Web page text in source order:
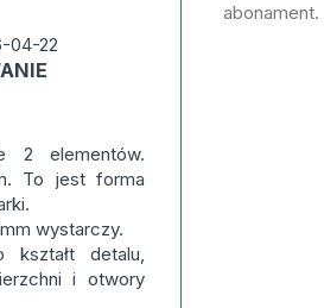
04-22
2 elementów.
To jest forma
wystarczy.
kształt detalu,
i otwory
abonament.